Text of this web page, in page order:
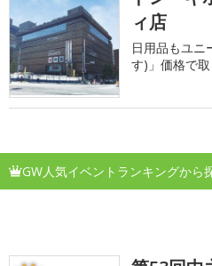
ィ店
日用品もユニ
す)」価格で取
GW人気イベントランキングから